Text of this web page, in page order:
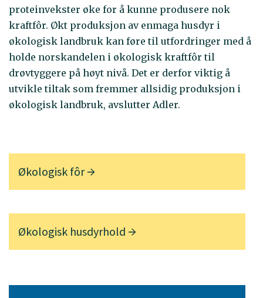
proteinvekster øke for å kunne produsere nok
kraftfôr. Økt produksjon av enmaga husdyr i
økologisk landbruk kan føre til utfordringer med å
holde norskandelen i økologisk kraftfôr til
drøvtyggere på høyt nivå. Det er derfor viktig å
utvikle tiltak som fremmer allsidig produksjon i
økologisk landbruk, avslutter Adler.
Økologisk fôr
Økologisk husdyrhold